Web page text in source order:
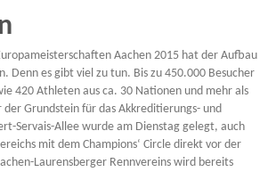
Aachen 2015 hat der Aufbau
Denn es gibt viel zu tun. Bis zu 450.000 Besucher
420 Athleten aus ca. 30 Nationen und mehr als
Grundstein für das Akkreditierungs- und
Servais-Allee wurde am Dienstag gelegt, auch
mit dem Champions‘ Circle direkt vor der
Laurensberger Rennvereins wird bereits